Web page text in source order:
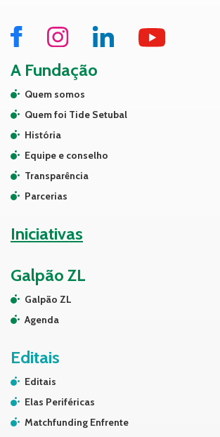
A Fundação
Quem somos
Quem foi Tide Setubal
História
Equipe e conselho
Transparência
Parcerias
Iniciativas
Galpão ZL
Galpão ZL
Agenda
Editais
Editais
Elas Periféricas
Matchfunding Enfrente